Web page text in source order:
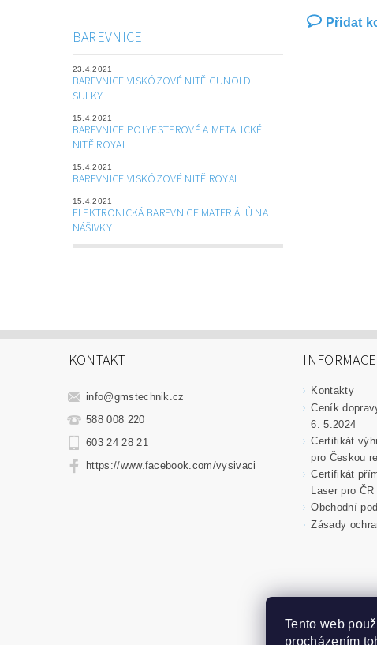
BAREVNICE
23.4.2021
BAREVNICE VISKÓZOVÉ NITĚ GUNOLD
SULKY
15.4.2021
BAREVNICE POLYESTEROVÉ A METALICKÉ
NITĚ ROYAL
15.4.2021
BAREVNICE VISKÓZOVÉ NITĚ ROYAL
15.4.2021
ELEKTRONICKÁ BAREVNICE MATERIÁLŮ NA
NÁŠIVKY
Přidat
KONTAKT
info@gmstechnik.cz
588 008 220
603 24 28 21
https://www.facebook.com/vysivaci
Kontakty
Ceník
6. 5.2024
Certifikát
pro Českou
Certifikát
Laser pro
Obchodní
Zásady
Tento web
procházením